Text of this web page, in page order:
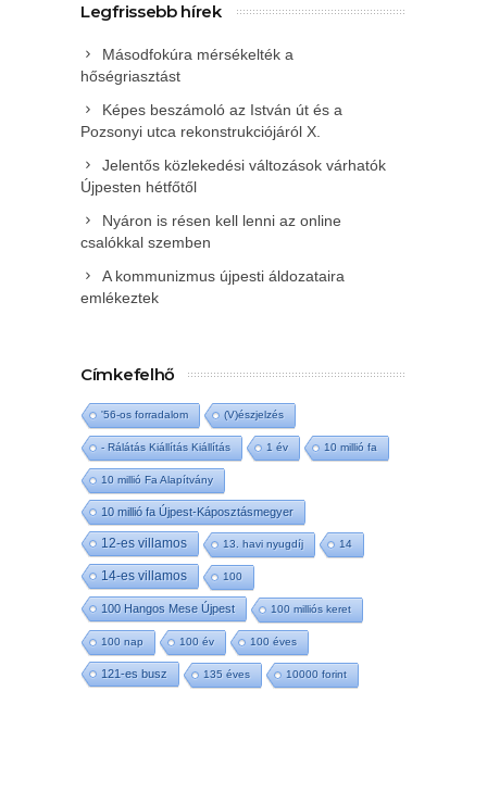
Legfrissebb hírek
Másodfokúra mérsékelték a
hőségriasztást
Képes beszámoló az István út és a
Pozsonyi utca rekonstrukciójáról X.
Jelentős közlekedési változások várhatók
Újpesten hétfőtől
Nyáron is résen kell lenni az online
csalókkal szemben
A kommunizmus újpesti áldozataira
emlékeztek
Címkefelhő
'56-os forradalom (V)észjelzés
- Rálátás Kiállítás Kiállítás 1 év 10 millió fa
10 millió Fa Alapítvány
10 millió fa Újpest-Káposztásmegyer
12-es villamos 13. havi nyugdíj 14
14-es villamos 100
100 Hangos Mese Újpest 100 milliós keret
100 nap 100 év 100 éves
121-es busz 135 éves 10000 forint